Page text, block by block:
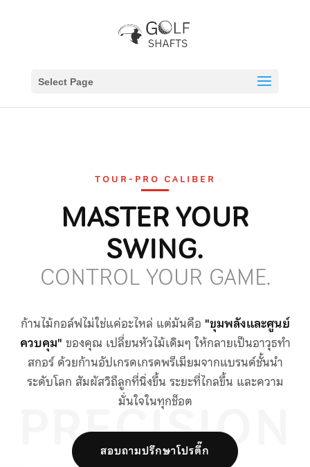
Select Page
PRECISION
TOUR-PRO CALIBER
MASTER YOUR
SWING.
CONTROL YOUR GAME.
ก้านไม้กอล์ฟไม่ใช่แค่อะไหล่ แต่มันคือ "ขุมพลังและศูนย์
ควบคุม" ของคุณ เปลี่ยนหัวไม้เดิมๆ ให้กลายเป็นอาวุธทำ
สกอร์ ด้วยก้านอัปเกรดเกรดพรีเมียมจากแบรนด์ชั้นนำ
ระดับโลก สัมผัสวิถีลูกที่นิ่งขึ้น ระยะที่ไกลขึ้น และความ
มั่นใจในทุกช็อต
สอบถามปรึกษาโปรตึ๊ก